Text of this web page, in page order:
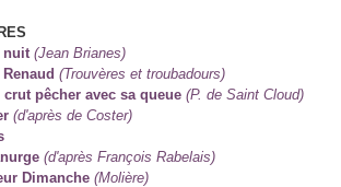
nuit (Jean Brianes)
(Trouvères et troubadours)
pêcher avec sa queue (P. de Saint Cloud)
(d'après de Coster)
(d'après François Rabelais)
Dimanche (Molière)